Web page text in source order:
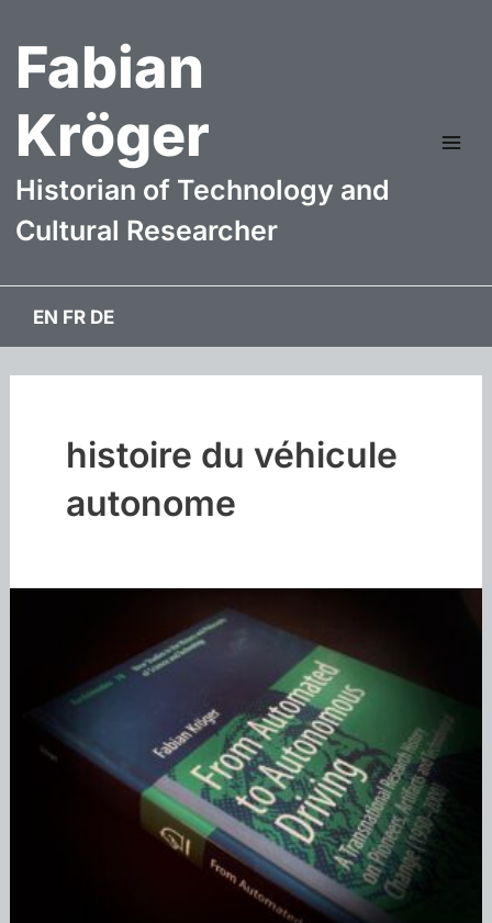
au
contenu
Fabian
Kröger
Historian of Technology and
Cultural Researcher
EN FR DE
histoire du véhicule
autonome